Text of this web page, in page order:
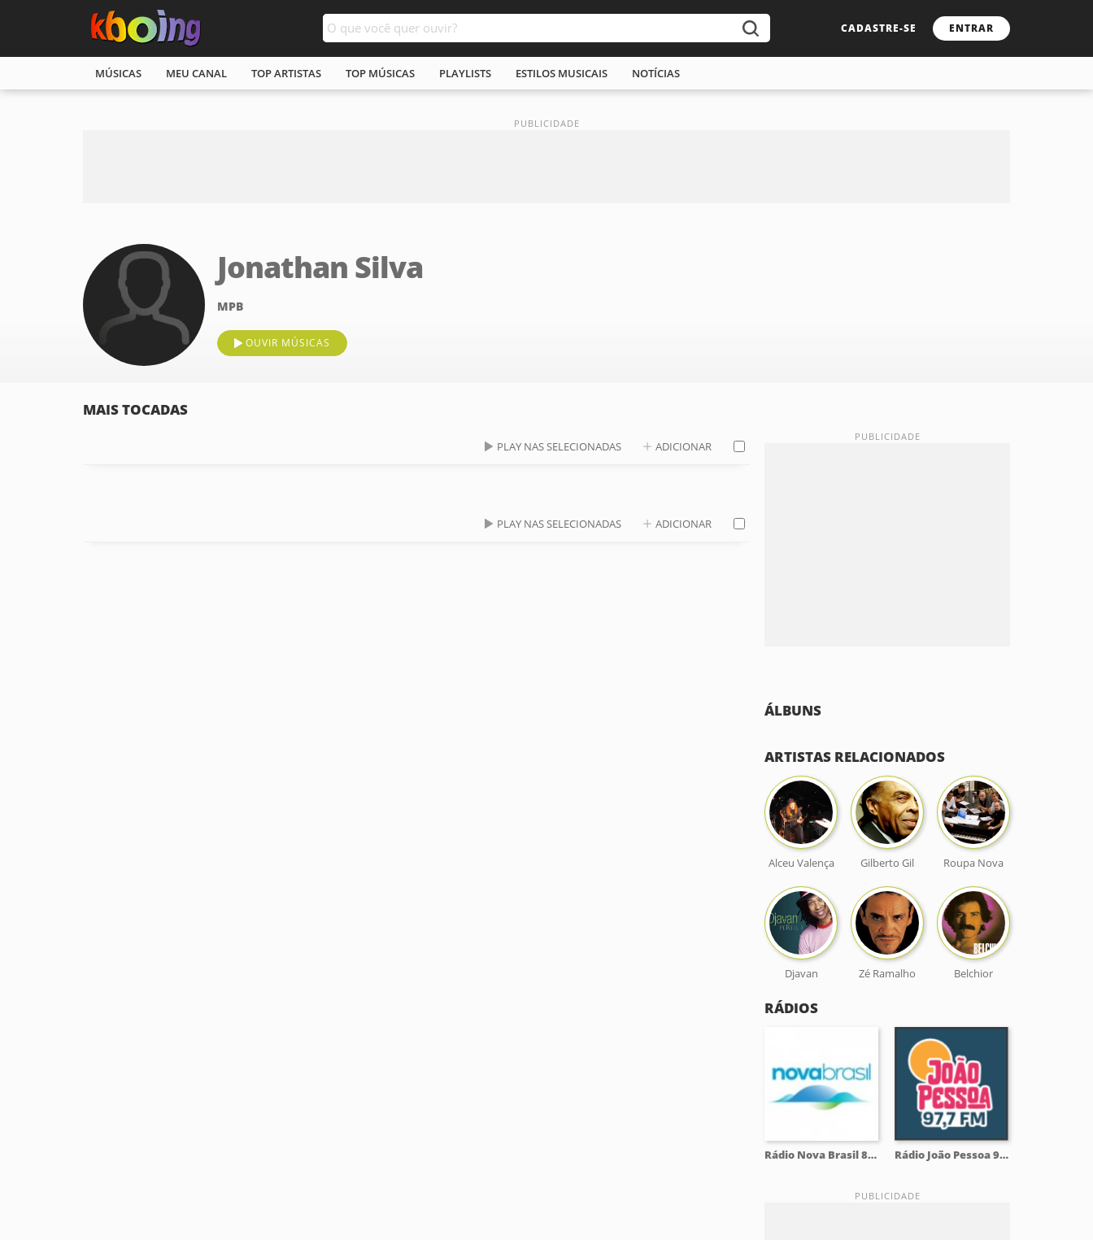
CADASTRE-SE ENTRAR
MÚSICAS MEU CANAL TOP ARTISTAS TOP MÚSICAS PLAYLISTS ESTILOS MUSICAIS NOTÍCIAS
Jonathan Silva
MPB
OUVIR MÚSICAS
MAIS TOCADAS
PLAY NAS SELECIONADAS ADICIONAR
PLAY NAS SELECIONADAS ADICIONAR
ÁLBUNS
ARTISTAS RELACIONADOS
Alceu Valença Gilberto Gil Roupa Nova
Djavan Zé Ramalho Belchior
RÁDIOS
Rádio Nova Brasil 89.7 FM Rádio João Pessoa 97.7 FM